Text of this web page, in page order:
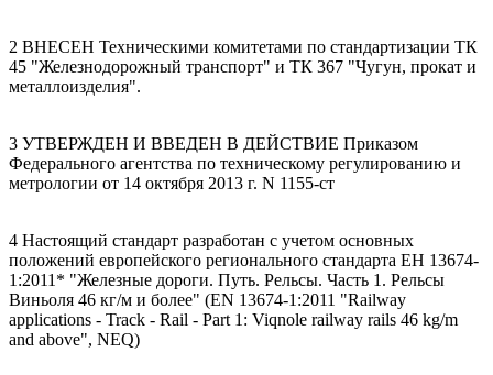
2 ВНЕСЕН Техническими комитетами по стандартизации ТК
45 "Железнодорожный транспорт" и ТК 367 "Чугун, прокат и
металлоизделия".
3 УТВЕРЖДЕН И ВВЕДЕН В ДЕЙСТВИЕ Приказом
Федерального агентства по техническому регулированию и
метрологии от 14 октября 2013 г. N 1155-ст
4 Настоящий стандарт разработан с учетом основных
положений европейского регионального стандарта ЕН 13674-
1:2011* "Железные дороги. Путь. Рельсы. Часть 1. Рельсы
Виньоля 46 кг/м и более" (EN 13674-1:2011 "Railway
applications - Track - Rail - Part 1: Viqnole railway rails 46 kg/m
and above", NEQ)